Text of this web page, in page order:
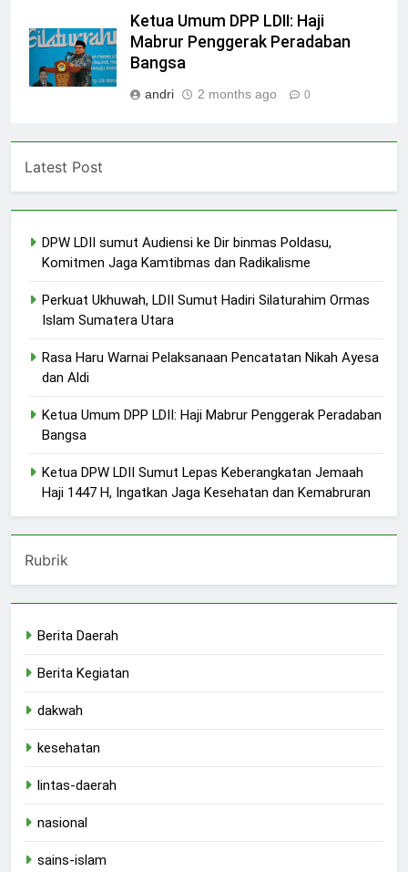
Ketua Umum DPP LDII: Haji
Mabrur Penggerak Peradaban
Bangsa
andri 2 months ago 0
Latest Post
DPW LDII sumut Audiensi ke Dir binmas Poldasu,
Komitmen Jaga Kamtibmas dan Radikalisme
Perkuat Ukhuwah, LDII Sumut Hadiri Silaturahim Ormas
Islam Sumatera Utara
Rasa Haru Warnai Pelaksanaan Pencatatan Nikah Ayesa
dan Aldi
Ketua Umum DPP LDII: Haji Mabrur Penggerak Peradaban
Bangsa
Ketua DPW LDII Sumut Lepas Keberangkatan Jemaah
Haji 1447 H, Ingatkan Jaga Kesehatan dan Kemabruran
Rubrik
Berita Daerah
Berita Kegiatan
dakwah
kesehatan
lintas-daerah
nasional
sains-islam